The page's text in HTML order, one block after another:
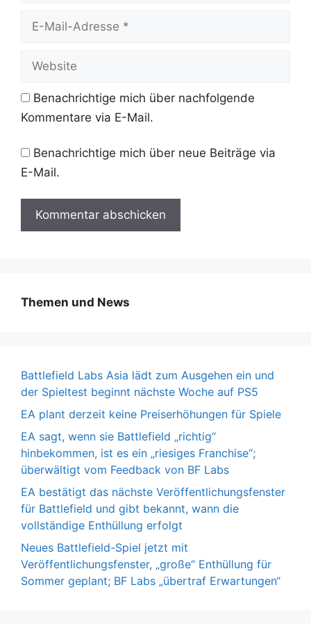
Website
Benachrichtige mich über nachfolgende
Kommentare via E-Mail.
Benachrichtige mich über neue Beiträge via
E-Mail.
Themen und News
Battlefield Labs Asia lädt zum Ausgehen ein und
der Spieltest beginnt nächste Woche auf PS5
EA plant derzeit keine Preiserhöhungen für Spiele
EA sagt, wenn sie Battlefield „richtig“
hinbekommen, ist es ein „riesiges Franchise“;
überwältigt vom Feedback von BF Labs
EA bestätigt das nächste Veröffentlichungsfenster
für Battlefield und gibt bekannt, wann die
vollständige Enthüllung erfolgt
Neues Battlefield-Spiel jetzt mit
Veröffentlichungsfenster, „große“ Enthüllung für
Sommer geplant; BF Labs „übertraf Erwartungen“